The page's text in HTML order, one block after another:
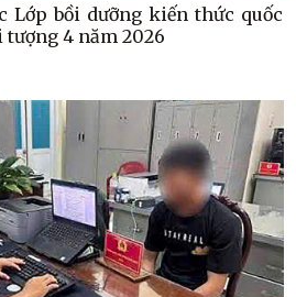
Lớp bồi dưỡng kiến thức quốc
4 năm 2026